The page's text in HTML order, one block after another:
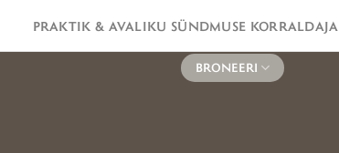
PRAKTIK & AVALIKU SÜNDMUSE KORRALDAJA
BRONEERI